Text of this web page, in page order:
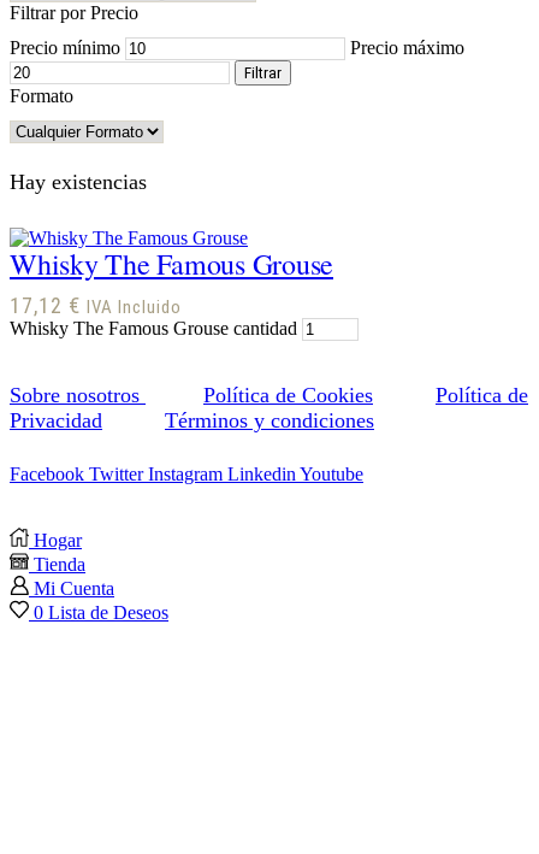
Filtrar por Precio
Precio mínimo
Precio máximo
Filtrar
Formato
Hay existencias
Whisky The Famous Grouse
17,12 € IVA Incluido
Whisky The Famous Grouse cantidad
Sobre nosotros Política de Cookies
Política de
Privacidad
Términos y condiciones
Facebook Twitter Instagram LinkedinYoutube
Hogar
Tienda
Mi Cuenta
0 Lista de Deseos